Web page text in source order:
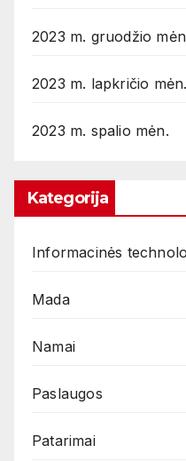
2023 m. gruodžio
2023 m. lapkričio mėn.
2023 m. spalio mėn.
Kategorija
Informacinės
Mada
Namai
Paslaugos
Patarimai